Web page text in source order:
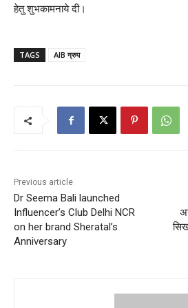
हेतु शुभकामनाये दी।
TAGS AIB ग्रुप
Previous article
Dr Seema Bali launched
Influencer’s Club Delhi NCR
on her brand Sheratal’s
Anniversary